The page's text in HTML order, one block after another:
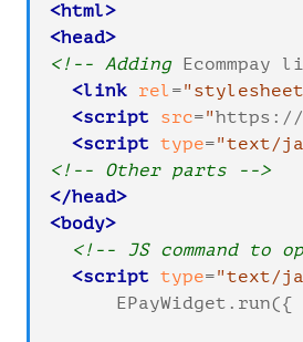
<html>
<head>
<!-- Adding Ecommpay
<link
rel =
<script
src="https://
<script
type="text/
<!-- Other parts -->
</head>
<body>
<!-- JS command to
<script
type="text/
EPayWidget.run({